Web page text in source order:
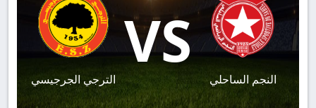
النجم الساحلي
VS
الترجي الجرجيسي